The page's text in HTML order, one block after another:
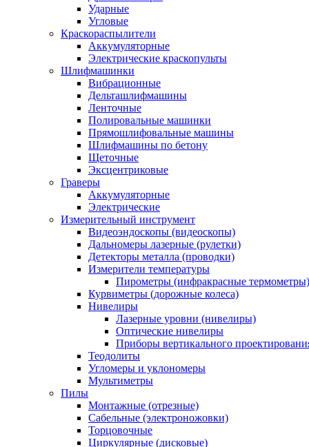
Ударные
Угловые
Краскораспылители
Аккумуляторные
Электрические краскопульты
Шлифмашинки
Вибрационные
Дельташлифмашины
Ленточные
Полировальные машинки
Прямошлифовальные машины
Шлифмашины по бетону
Щеточные
Эксцентриковые
Граверы
Аккумуляторные
Электрические
Измерительный инструмент
Видеоэндоскопы (видеоскопы)
Дальномеры лазерные (рулетки)
Детекторы металла (проводки)
Измерители температуры
Пирометры (инфракрасные термометры)
Курвиметры (дорожные колеса)
Нивелиры
Лазерные уровни (нивелиры)
Оптические нивелиры
Приборы вертикального
Теодолиты
Угломеры и уклономеры
Мультиметры
Пилы
Монтажные (отрезные)
Сабельные (электроножовки)
Торцовочные
Циркулярные (дисковые)